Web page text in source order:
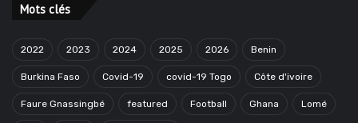
Mots clés
2022 2023 2024 2025 2026 Benin
Burkina Faso Covid-19 covid-19 Togo Côte d'ivoire
Faure Gnassingbé featured Football Ghana Lomé